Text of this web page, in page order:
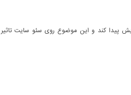
پیدا کند و این موضوع روی سئو سایت تاثیر